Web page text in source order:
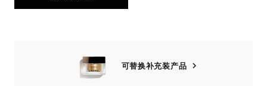
可替换补充装产品